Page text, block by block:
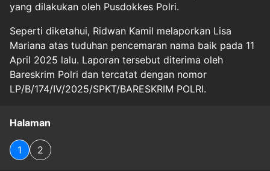
yang dilakukan oleh Pusdokkes Polri.
Seperti diketahui, Ridwan Kamil melaporkan Lisa
Mariana atas tuduhan pencemaran nama baik pada 11
April 2025 lalu. Laporan tersebut diterima oleh
Bareskrim Polri dan tercatat dengan nomor
LP/B/174/IV/2025/SPKT/BARESKRIM POLRI.
Halaman
1 2